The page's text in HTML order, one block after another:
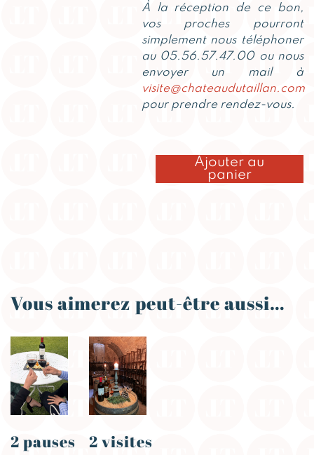
À la réception de ce bon,
vos proches pourront
simplement nous téléphoner
au 05.56.57.47.00 ou nous
envoyer un mail à
visite@chateaudutaillan.com
pour prendre rendez-vous.
Ajouter au
panier
Vous aimerez peut-être aussi…
2 pauses
2 visites